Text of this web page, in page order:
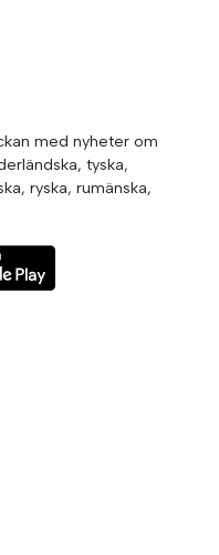
med nyheter om
tyska,
ryska, rumänska,